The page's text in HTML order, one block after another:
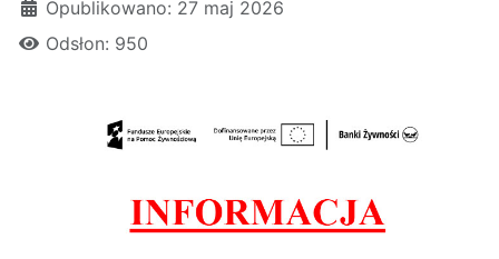
Opublikowano: 27 maj 2026
Odsłon: 950